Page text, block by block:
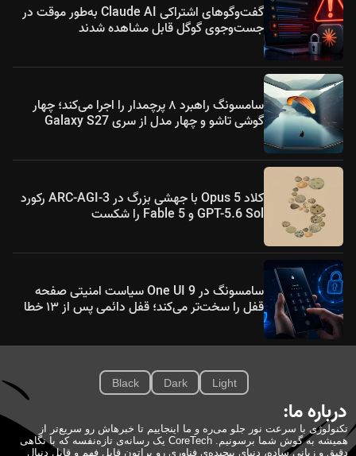
گفت‌وگوهای اشتراکی Claude AI به‌طور موقت در
جست‌وجوی گوگل قابل مشاهده شدند
سامسونگ راهبرد ۸ پرچمدار را اجرا می‌کند؛ چهار
گوشی تاشو و چهار مدل از سری Galaxy S27
کلاد Opus 5 با جهشی بزرگ در ARC-AGI-3 رکورد
GPT-5.6 Sol و Fable 5 را شکست
سامسونگ در One UI 9 سیاست امنیتی صفحه
قفل را سخت‌تر می‌کند؛ قفل دائمی پس از ۱۳ خطا
Light
Dark
Black
درباره ما:
تکنولوژی با سرعت نور جلو می‌ره و ما اینجاییم تا خبرهاش رو سریع‌تر از
همیشه به گوش شما برسونیم. CoreTech یک رسانه‌ی تازه‌نفسه که با نگاهی
دقیق و زبانی ساده، دنیای پیچیده‌ی فناوری رو براتون قابل فهم و قابل دنبال